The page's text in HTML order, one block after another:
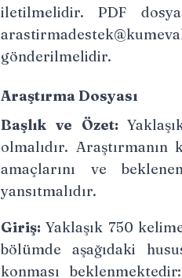
iletilmelidir. PDF
gönderilmelidir.
Araştırma Dosyası
Başlık ve Özet:
olmalıdır. Araştırmanın
amaçlarını ve
yansıtmalıdır.
Giriş: Yaklaşık 750
bölümde aşağıdaki
konması